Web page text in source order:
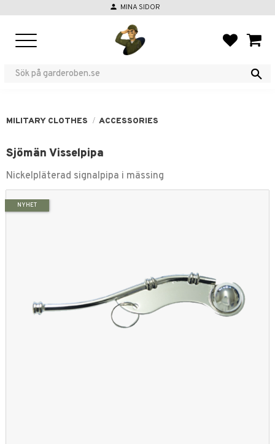
person MINA SIDOR
MILITARY CLOTHES ACCESSORIES
Sjömän Visselpipa
Nickelpläterad signalpipa i mässing
NYHET